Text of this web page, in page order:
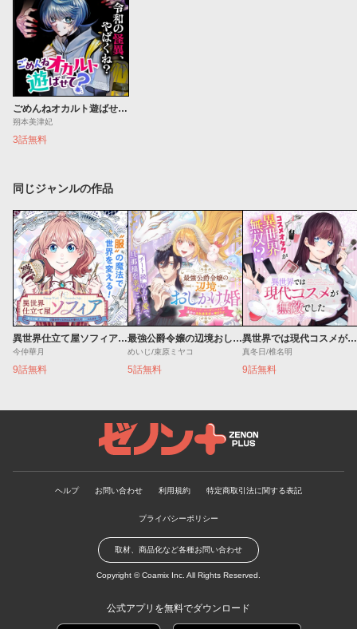
ごめんねオカルト遊ばせて？
朔本美津妃
3話無料
同じジャンルの作品
異世界仕立て屋ソフィア 貧乏令嬢、現代知識で服を作ってみんなの暮らしを豊かにします
今仲華月
9話無料
最強公爵令嬢の辺境おしかけ婚 フラウリーナ・ローゼンハイムは運命の追放魔導師に嫁ぎたい
めいじ/束原ミヤコ
5話無料
異世界では現代コスメが無敵でした
真冬日/椎名明
9話無料
ゼノンプラス
ヘルプ お問い合わせ 利用規約 特定商取引法に関する表記
プライバシーポリシー
取材、商品化など各種お問い合わせ
Copyright ©Coamix Inc. All Rights Reserved.
公式アプリを無料でダウンロード